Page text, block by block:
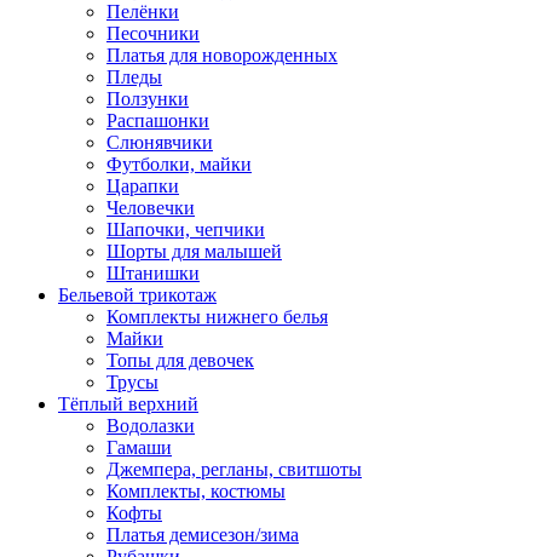
Пелёнки
Песочники
Платья для новорожденных
Пледы
Ползунки
Распашонки
Слюнявчики
Футболки, майки
Царапки
Человечки
Шапочки, чепчики
Шорты для малышей
Штанишки
Бельевой трикотаж
Комплекты нижнего белья
Майки
Топы для девочек
Трусы
Тёплый верхний
Водолазки
Гамаши
Джемпера, регланы, свитшоты
Комплекты, костюмы
Кофты
Платья демисезон/зима